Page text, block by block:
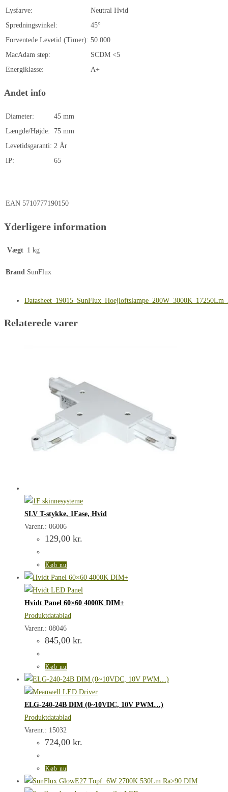
Lysfarve:
Neutral Hvid
Spredningsvinkel:
45°
Forventede Levetid (Timer): 50.000
MacAdam step:
SCDM <5
Energiklasse:
A+
Andet info
Diameter:
45 mm
Længde/Højde:
75 mm
Levetidsgaranti: 2 År
IP:
65
EAN 5710777190150
Yderligere information
Vægt 1 kg
Brand SunFlux
Relaterede varer
SLV T-stykke, 1Fase, Hvid
Varenr.: 06006
129,00 kr.
Køb nu
Hvidt Panel 60×60 4000K DIM+
Produktdatablad
Varenr.: 08046
845,00 kr.
Køb nu
ELG-240-24B DIM (0~10VDC, 10V PWM…)
Produktdatablad
Varenr.: 15032
724,00 kr.
Køb nu